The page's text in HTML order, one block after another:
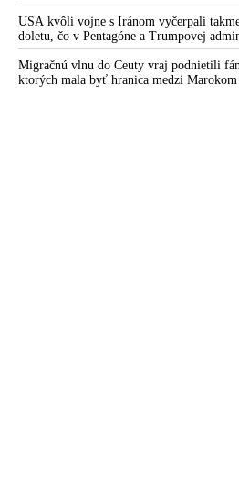
USA kvôli vojne s Iránom vyčerpali
doletu, čo v Pentagóne a Trumpovej
obavy o bojaschopnosť americkej
konfliktu s Čínou alebo Ruskom
Migračnú vlnu do Ceuty vraj podnietili
ktorých mala byť hranica medzi Marokom